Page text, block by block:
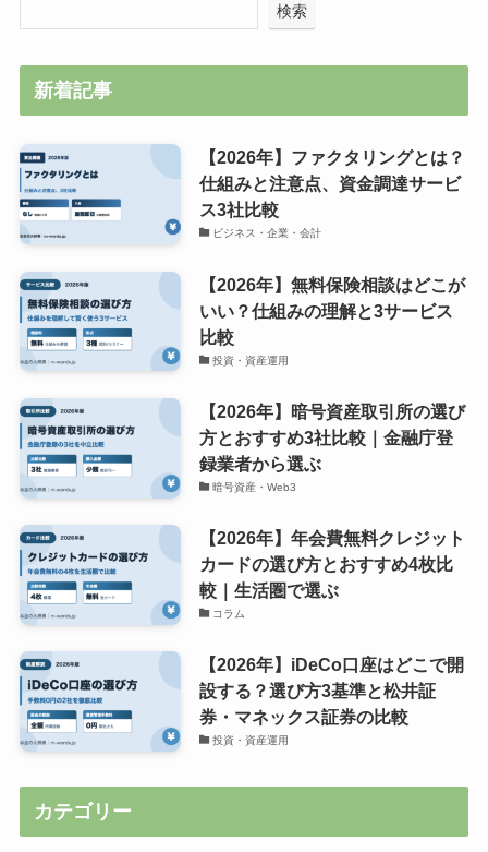
検索
新着記事
【2026年】ファクタリングとは？
仕組みと注意点、資金調達サービ
ス3社比較
ビジネス・企業・会計
【2026年】無料保険相談はどこが
いい？仕組みの理解と3サービス
比較
投資・資産運用
【2026年】暗号資産取引所の選び
方とおすすめ3社比較｜金融庁登
録業者から選ぶ
暗号資産・Web3
【2026年】年会費無料クレジット
カードの選び方とおすすめ4枚比
較｜生活圏で選ぶ
コラム
【2026年】iDeCo口座はどこで開
設する？選び方3基準と松井証
券・マネックス証券の比較
投資・資産運用
カテゴリー